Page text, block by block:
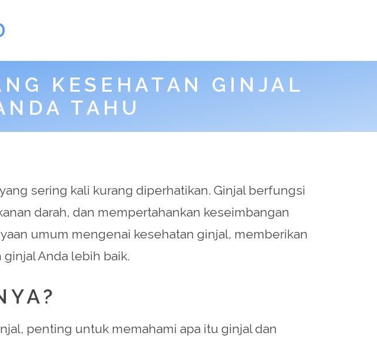
KESEHATAN GINJAL
TAHU
sering kali kurang diperhatikan. Ginjal berfungsi
darah, dan mempertahankan keseimbangan
umum mengenai kesehatan ginjal, memberikan
Anda lebih baik.
penting untuk memahami apa itu ginjal dan